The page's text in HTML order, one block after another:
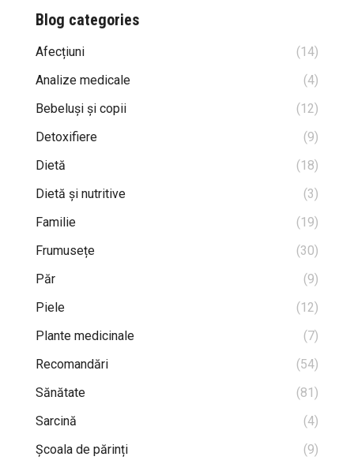
Blog categories
Afecțiuni
(14)
Analize medicale
(4)
Bebeluși și copii
(12)
Detoxifiere
(9)
Dietă
(18)
Dietă și nutritive
(3)
Familie
(19)
Frumusețe
(30)
Păr
(9)
Piele
(12)
Plante medicinale
(7)
Recomandări
(54)
Sănătate
(81)
Sarcină
(4)
Școala de părinți
(9)